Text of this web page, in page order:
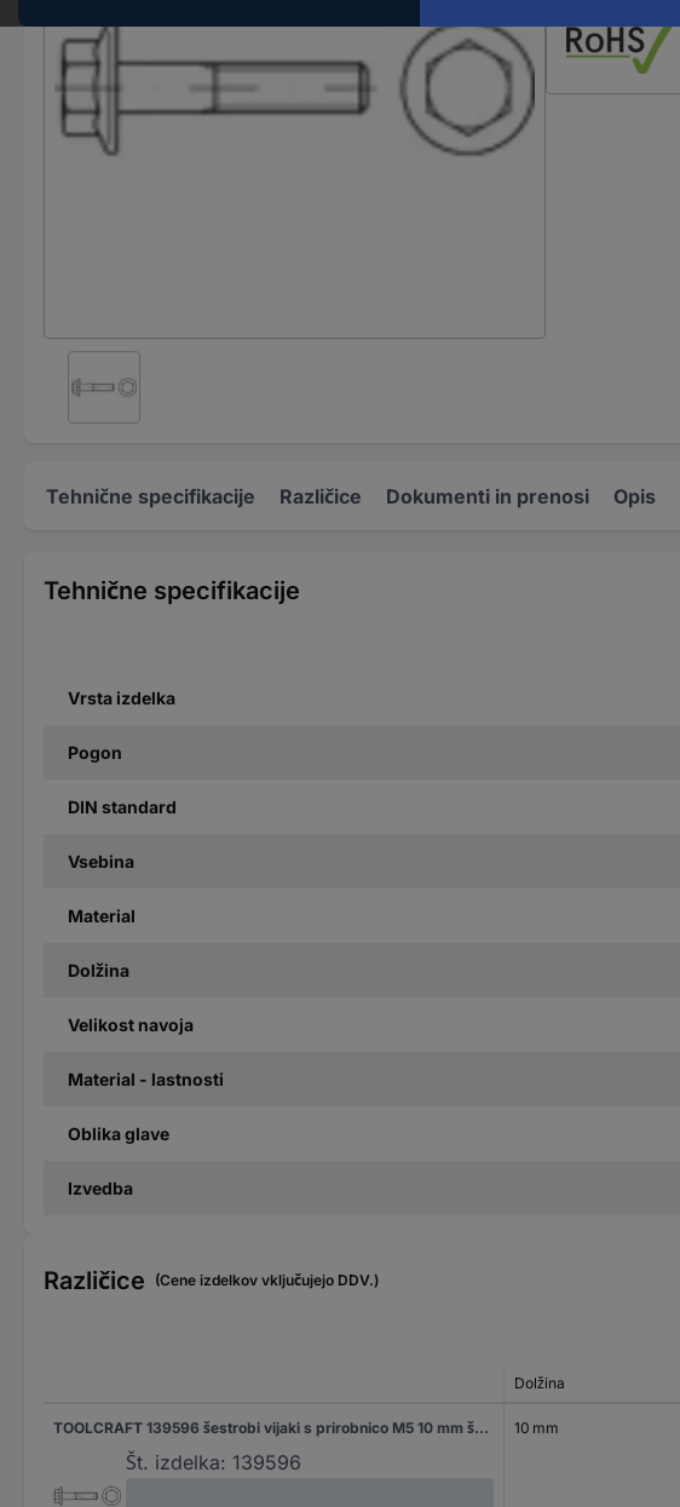
Tehnične specifikacije Različice Dokumenti in prenosi Opis
Tehnične specifikacije
Vrsta izdelka
Pogon
DIN standard
Vsebina
Material
Dolžina
Velikost navoja
Material - lastnosti
Oblika glave
Izvedba
Različice (Cene izdelkov vključujejo DDV.)
Dolžina
TOOLCRAFT 139596 šestrobi vijaki s prirobnico M5 10 mm šestrobi DIN 6921 jeklo 500 kos
Št. izdelka: 139596
10 mm